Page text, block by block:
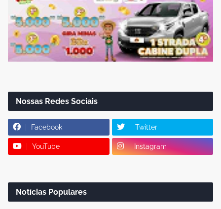
Nossas Redes Sociais
Facebook Twitter
YouTube Instagram
Notícias Populares